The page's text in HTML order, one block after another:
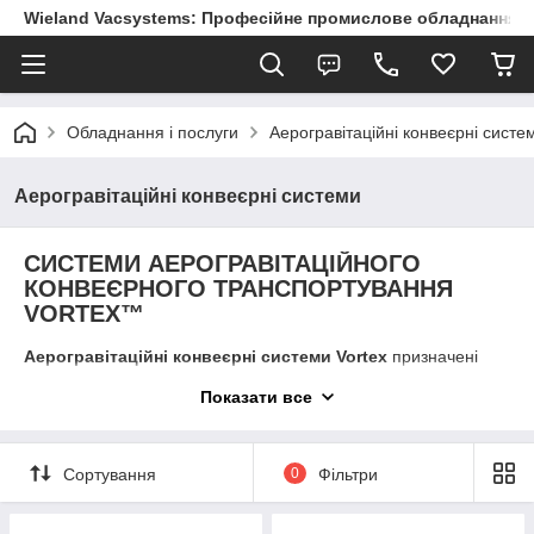
Wieland Vacsystems: Професійне промислове обладнання
Обладнання і послуги Аерогравітаційні конвеєрні
Аерогравітаційні конвеєрні системи
СИСТЕМИ АЕРОГРАВІТАЦІЙНОГО
КОНВЕЄРНОГО ТРАНСПОРТУВАННЯ
VORTEX™
Аерогравітаційні конвеєрні системи Vortex призначені
пластівцеподібних матеріалів під дією сили тяжіння по
контейнера) для зберігання або закріплені певним шляхом
для аеро-гравітаційного транспортування матеріалу
Показати все
Сортування 0 Фільтри